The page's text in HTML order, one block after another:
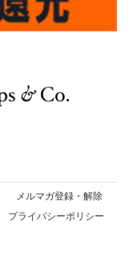
メルマガ登録・解除
プライバシーポリシー